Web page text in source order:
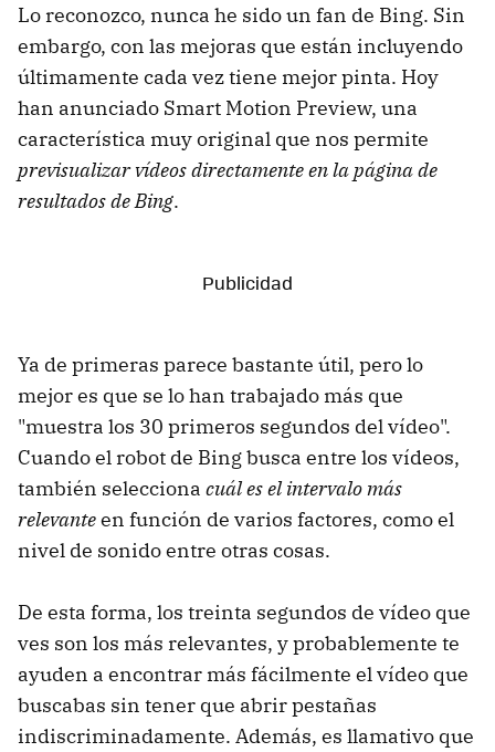
Lo reconozco, nunca he sido un fan de Bing. Sin
embargo, con las mejoras que están incluyendo
últimamente cada vez tiene mejor pinta. Hoy
han anunciado Smart Motion Preview, una
característica muy original que nos permite
previsualizar vídeos directamente en la página de
resultados de Bing.
Ya de primeras parece bastante útil, pero lo
mejor es que se lo han trabajado más que
"muestra los 30 primeros segundos del vídeo".
Cuando el robot de Bing busca entre los vídeos,
también selecciona cuál es el intervalo más
relevanteen función de varios factores, como el
nivel de sonido entre otras cosas.
De esta forma, los treinta segundos de vídeo que
ves son los más relevantes, y probablemente te
ayuden a encontrar más fácilmente el vídeo que
buscabas sin tener que abrir pestañas
indiscriminadamente. Además, es llamativo que